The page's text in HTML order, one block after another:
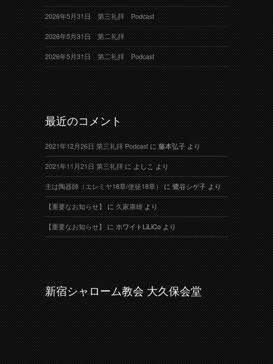
2026年5月31日 第三礼拝 Podcast
2026年5月31日 第二礼拝
2026年5月31日 第二礼拝 Podcast
最近のコメント
2021年12月26日 第三礼拝 Podcastに藤本弘子より
2021年11月21日 第三礼拝によしこより
主は陶器師（エレミヤ18章/使徒18章）に鷺谷シゲ子より
【重要なお知らせ】に久家康雄より
【重要なお知らせ】にホワイトLiLiCoより
新宿シャローム教会 大久保会堂